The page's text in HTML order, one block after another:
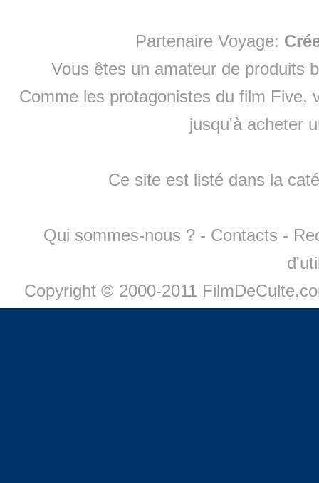
Partenaire Voyage:
Vous êtes un amateur de produits
Comme les protagonistes du film Five,
jusqu'à acheter
Ce site est listé dans la
Qui sommes-nous ? - Contacts -
Copyright © 2000-2011